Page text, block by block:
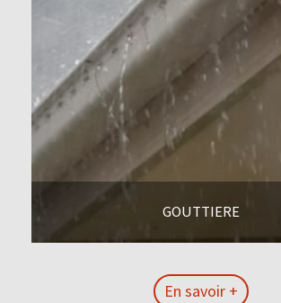
GOUTTIERE
En savoir +